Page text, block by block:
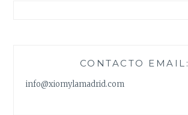
CONTACTO EMAIL:
info@xiomylamadrid.com